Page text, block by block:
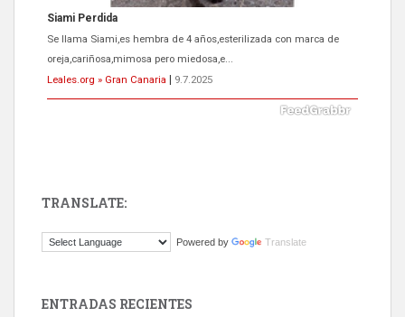
ADOPCIÓN URGENTE GATA TEROR GRAN CANARIA
El ayuntamiento se va a llevar a Los Gatos callejeros de la zona los
próximos días, ella incluida...
Leales.org » Gran Canaria
9.7.2025
Este gato macho ha aparecido en la calle hace menos de un mes,
TRANSLATE:
Powered by Translate
ENTRADAS RECIENTES